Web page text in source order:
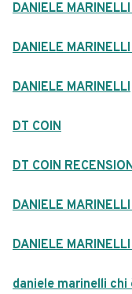
DANIELE
DANIELE
DANIELE MARINELLI
DT COIN
DT COIN
DANIELE
DANIELE
daniele marinelli chi